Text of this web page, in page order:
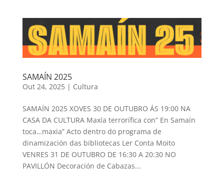
SAMAÍN 2025
Out 24, 2025| Cultura
SAMAÍN 2025 XOVES 30 DE OUTUBRO ÁS 19:00 NA
CASA DA CULTURA Maxía terrorífica con” En Samaín
toca…maxia” Acto dentro do programa de
dinamización das bibliotecas Ler Conta Moito
VENRES 31 DE OUTUBRO DE 16:30 A 20:30 NO
PAVILLÓN Decoración de Cabazas...